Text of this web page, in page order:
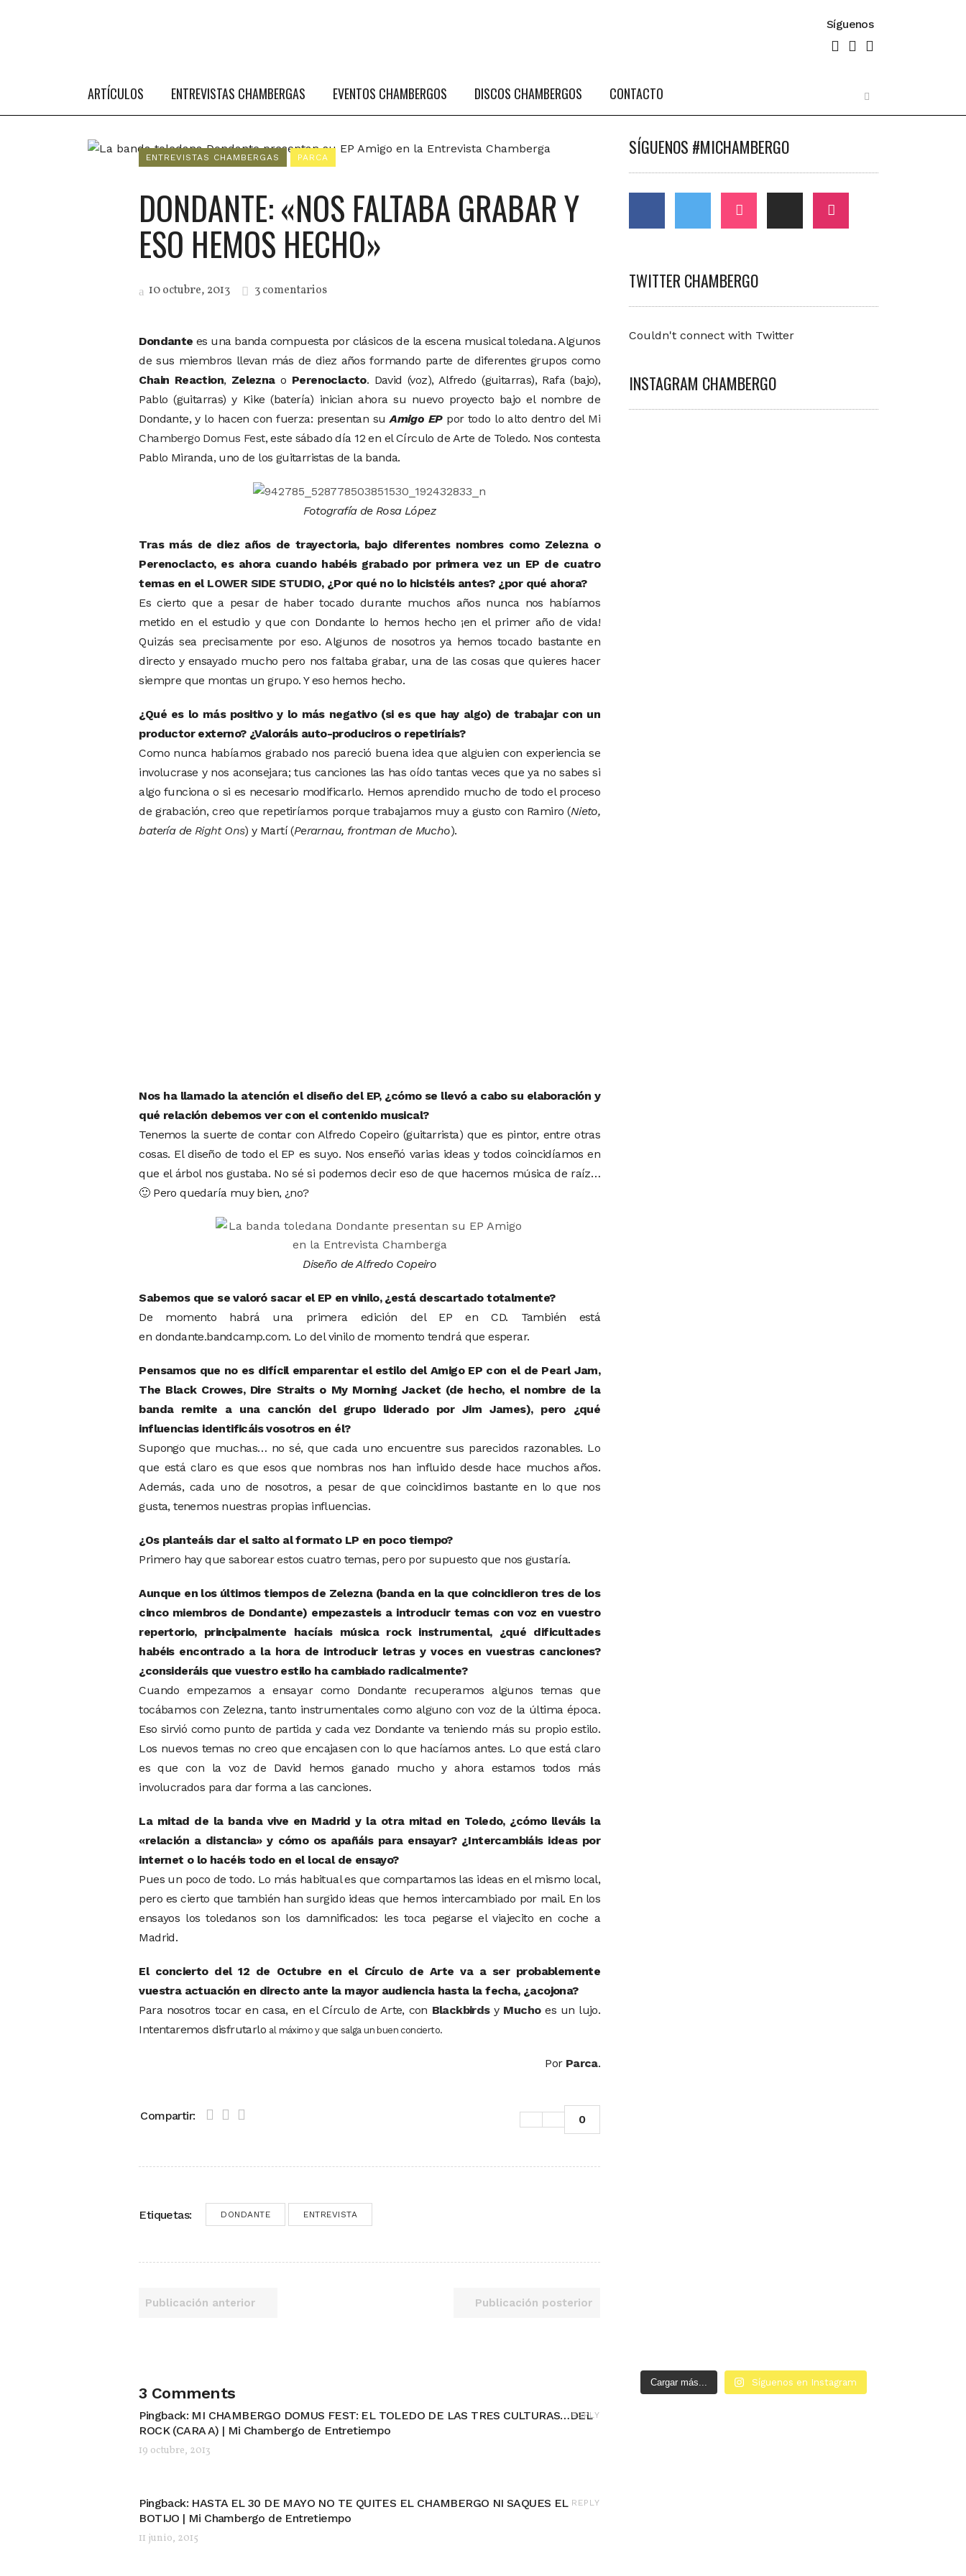
Síguenos
ARTÍCULOS ENTREVISTAS CHAMBERGAS EVENTOS CHAMBERGOS DISCOS CHAMBERGOS CONTACTO
ENTREVISTAS CHAMBERGAS PARCA
DONDANTE: «NOS FALTABA GRABAR Y
ESO HEMOS HECHO»
10 octubre, 2013 3 comentarios
Dondante es una banda compuesta por clásicos de la escena musical toledana. Algunos
de sus miembros llevan más de diez años formando parte de diferentes grupos como
Chain Reaction, Zeleznao Perenoclacto. David (voz), Alfredo (guitarras), Rafa (bajo),
Pablo (guitarras) y Kike (batería) inician ahora su nuevo proyecto bajo el nombre de
Dondante, y lo hacen con fuerza: presentan suAmigo EPpor todo lo alto dentro del Mi
Chambergo Domus Fest, este sábado día 12 en el Círculo de Arte de Toledo. Nos contesta
Pablo Miranda, uno de los guitarristas de la banda.
Fotografía de Rosa López
Tras más de diez años de trayectoria, bajo diferentes nombres como Zelezna o
Perenoclacto, es ahora cuando habéis grabado por primera vez un EP de cuatro
temas en el LOWER SIDE STUDIO, ¿Por qué no lo hicistéis antes? ¿por qué ahora?
Es cierto que a pesar de haber tocado durante muchos años nunca nos habíamos
metido en el estudio y que con Dondante lo hemos hecho ¡en el primer año de vida!
Quizás sea precisamente por eso. Algunos de nosotros ya hemos tocado bastante en
directo y ensayado mucho pero nos faltaba grabar, una de las cosas que quieres hacer
siempre que montas un grupo. Y eso hemos hecho.
¿Qué es lo más positivo y lo más negativo (si es que hay algo) de trabajar con un
productor externo? ¿Valoráis auto-produciros o repetiríais?
Como nunca habíamos grabado nos pareció buena idea que alguien con experiencia se
involucrase y nos aconsejara; tus canciones las has oído tantas veces que ya no sabes si
algo funciona o si es necesario modificarlo. Hemos aprendido mucho de todo el proceso
de grabación, creo que repetiríamos porque trabajamos muy a gusto con Ramiro (Nieto,
batería de Right Ons) y Martí (Perarnau, frontman de Mucho).
Nos ha llamado la atención el diseño del EP, ¿cómo se llevó a cabo su elaboración y
qué relación debemos ver con el contenido musical?
Tenemos la suerte de contar con Alfredo Copeiro (guitarrista) que es pintor, entre otras
cosas. El diseño de todo el EP es suyo. Nos enseñó varias ideas y todos coincidíamos en
que el árbol nos gustaba. No sé si podemos decir eso de que hacemos música de raíz…
🙂 Pero quedaría muy bien, ¿no?
Diseño de Alfredo Copeiro
Sabemos que se valoró sacar el EP en vinilo, ¿está descartado totalmente?
De momento habrá una primera edición del EP en CD. También está
en dondante.bandcamp.com. Lo del vinilo de momento tendrá que esperar.
Pensamos que no es difícil emparentar el estilo del Amigo EP con el de Pearl Jam,
The Black Crowes, Dire Straits o My Morning Jacket (de hecho, el nombre de la
banda remite a una canción del grupo liderado por Jim James), pero ¿qué
influencias identificáis vosotros en él?
Supongo que muchas… no sé, que cada uno encuentre sus parecidos razonables. Lo
que está claro es que esos que nombras nos han influido desde hace muchos años.
Además, cada uno de nosotros, a pesar de que coincidimos bastante en lo que nos
gusta, tenemos nuestras propias influencias.
¿Os planteáis dar el salto al formato LP en poco tiempo?
Primero hay que saborear estos cuatro temas, pero por supuesto que nos gustaría.
Aunque en los últimos tiempos de Zelezna (banda en la que coincidieron tres de los
cinco miembros de Dondante) empezasteis a introducir temas con voz en vuestro
repertorio, principalmente hacíais música rock instrumental, ¿qué dificultades
habéis encontrado a la hora de introducir letras y voces en vuestras canciones?
¿consideráis que vuestro estilo ha cambiado radicalmente?
Cuando empezamos a ensayar como Dondante recuperamos algunos temas que
tocábamos con Zelezna, tanto instrumentales como alguno con voz de la última época.
Eso sirvió como punto de partida y cada vez Dondante va teniendo más su propio estilo.
Los nuevos temas no creo que encajasen con lo que hacíamos antes. Lo que está claro
es que con la voz de David hemos ganado mucho y ahora estamos todos más
involucrados para dar forma a las canciones.
La mitad de la banda vive en Madrid y la otra mitad en Toledo, ¿cómo lleváis la
«relación a distancia» y cómo os apañáis para ensayar? ¿Intercambiáis ideas por
internet o lo hacéis todo en el local de ensayo?
Pues un poco de todo. Lo más habitual es que compartamos las ideas en el mismo local,
pero es cierto que también han surgido ideas que hemos intercambiado por mail. En los
ensayos los toledanos son los damnificados: les toca pegarse el viajecito en coche a
Madrid.
El concierto del 12 de Octubre en el Círculo de Arte va a ser probablemente
vuestra actuación en directo ante la mayor audiencia hasta la fecha, ¿acojona?
Para nosotros tocar en casa, en el Círculo de Arte, con Blackbirdsy Muchoes un lujo.
Intentaremos disfrutarlo al máximo y que salga un buen concierto.
Por Parca.
Compartir: 0
Etiquetas: DONDANTE ENTREVISTA
Publicación anterior Publicación posterior
3 Comments
REPLY
Pingback: MI CHAMBERGO DOMUS FEST: EL TOLEDO DE LAS TRES CULTURAS…DEL
ROCK (CARA A) | Mi Chambergo de Entretiempo
19 octubre, 2013
REPLY
Pingback: HASTA EL 30 DE MAYO NO TE QUITES EL CHAMBERGO NI SAQUES EL
BOTIJO | Mi Chambergo de Entretiempo
11 junio, 2015
SÍGUENOS #MICHAMBERGO
TWITTER CHAMBERGO
Couldn't connect with Twitter
INSTAGRAM CHAMBERGO
Cargar más... Síguenos en Instagram